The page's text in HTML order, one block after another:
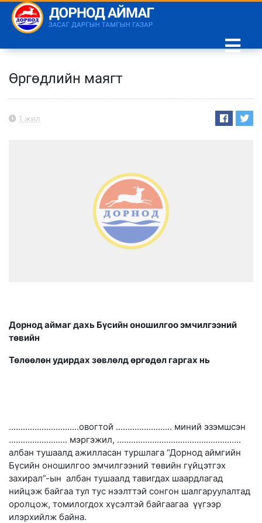
Өргөдлийн маягт
1 жил
Дорнод аймаг дахь Бүсийн оношилгоо эмчилгээний
төвийн
Төлөөлөн удирдах зөвлөлд өргөдөл гаргах нь
..............................овогтой ........................ миний эзэмшсэн
......................... мэргэжил, .....................................................
албан тушаалд ажилласан туршлага “Дорнод аймгийн
Бүсийн оношилгоо эмчилгээний төвийн гүйцэтгэх
захирал”-ын албан тушаалд тавигдах шаардлагад
нийцэж байгаа тул тус нээлттэй сонгон шалгаруулалтад
оролцож, томилогдох хүсэлтэй байгаагаа үүгээр
илэрхийлж байна.